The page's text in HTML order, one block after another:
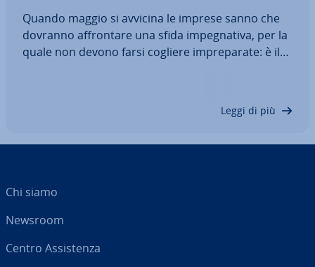
Quando maggio si avvicina le imprese sanno che
dovranno af­fron­ta­re una sfida im­pe­gna­ti­va, per la
quale non devono farsi cogliere im­pre­pa­ra­te: è il
Leggi di più
Chi siamo
Newsroom
Centro As­si­sten­za